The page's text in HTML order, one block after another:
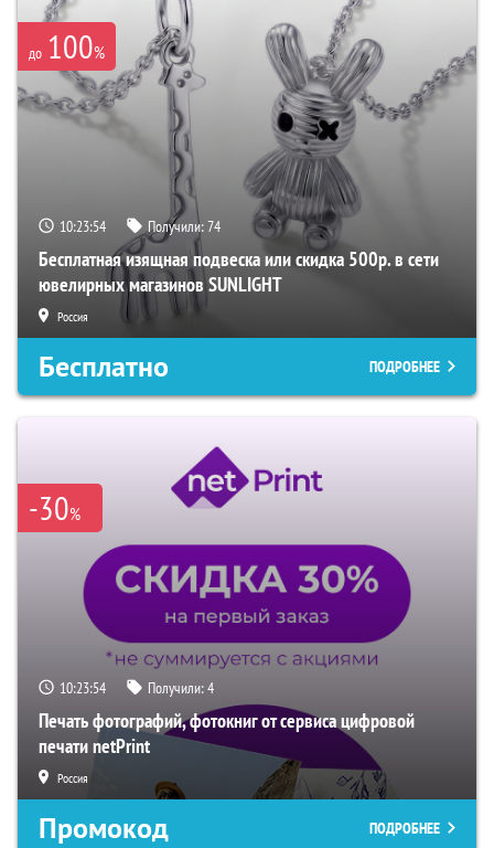
до 100%
10:23:53 Получили:74
Бесплатная изящная подвеска или скидка 500р. в сети
ювелирных магазинов SUNLIGHT
Россия
Бесплатно ПОДРОБНЕЕ
-30%
10:23:53 Получили:4
Печать фотографий, фотокниг от сервиса цифровой
печати netPrint
Россия
Промокод ПОДРОБНЕЕ